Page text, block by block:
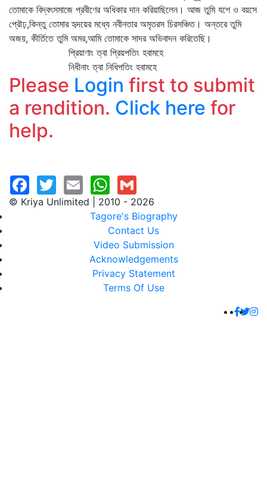
তোমাকে বিদ্বৎসমাজে প্রবীণের অধিকার দান করিয়াছিলেন। আজ তুমি যশে ও বয়সে
প্রৌঢ়,কিন্তু তোমার হৃদয়ের মধ্যে নবীনতার অমৃতরস চিরসঞ্চিত। অন্তরে তুমি
অজয়, কীর্তিতে তুমি অমর,আমি তোমাকে সাদর অভিবাদন করিতেছি।
প্রিয়াণাং ত্বা প্রিয়পতিং হবামহে
নিধীনাং ত্বা নিধিপতিং হবামহে
Please Login first to submit
a rendition. Click here for
help.
© Kriya Unlimited | 2010 - 2026
Tagore's Biography
Contact Us
Video Submission
Acknowledgements
Privacy Statement
Terms Of Use